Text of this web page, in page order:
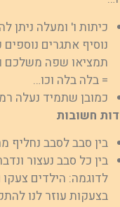
כיתות ו' ומעלה ניתן
נוסיף אתגרים
תמציאו שפה משלכם
= בלה בלה וכו…
כמובן שתמיד נעלה
חשובות
בין סבב לסבב נחליף
בין כל סבב נעצור
לדוגמה: הילדים
בצעקות עוזר לנו